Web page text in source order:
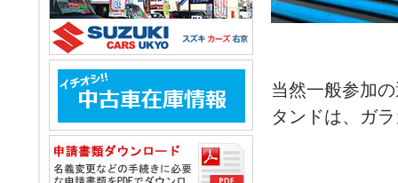
当然一般参加
タンドは、ガ